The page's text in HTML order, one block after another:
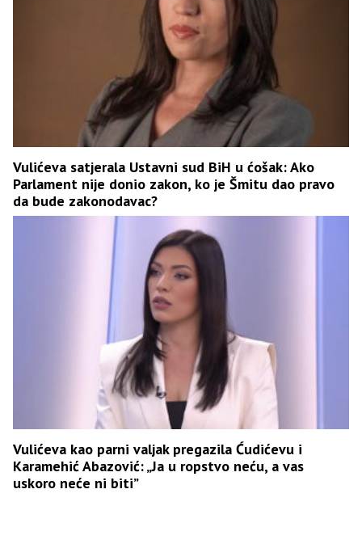
Vulićeva satjerala Ustavni sud BiH u ćošak: Ako
Parlament nije donio zakon, ko je Šmitu dao pravo
da bude zakonodavac?
Vulićeva kao parni valjak pregazila Ćudićevu i
Karamehić Abazović: „Ja u ropstvo neću, a vas
uskoro neće ni biti”